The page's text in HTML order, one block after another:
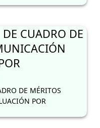
DE MÉRITOS
2026-CCD
DE
DOCENTE
POR